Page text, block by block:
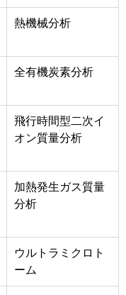
熱機械分析
全有機炭素分析
飛行時間型二次イ
オン質量分析
加熱発生ガス質量
分析
ウルトラミクロト
ーム